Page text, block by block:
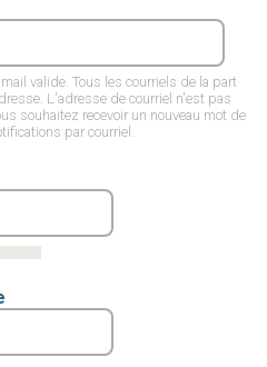
valide. Tous les courriels de la part
L'adresse de courriel n'est pas
souhaitez recevoir un nouveau mot de
par courriel.